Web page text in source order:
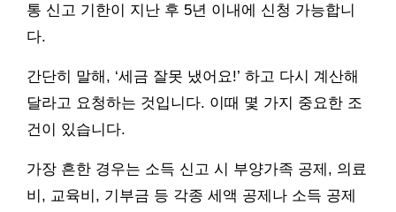
통 신고 기한이 지난 후 5년 이내에 신청 가능합니
다.
간단히 말해, ‘세금 잘못 냈어요!’ 하고 다시 계산해
달라고 요청하는 것입니다. 이때 몇 가지 중요한 조
건이 있습니다.
가장 흔한 경우는 소득 신고 시 부양가족 공제, 의료
비, 교육비, 기부금 등 각종 세액 공제나 소득 공제